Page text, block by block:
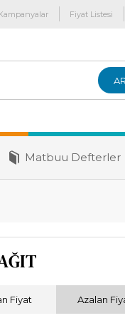
Fiyat Listesi
Matbuu Defterler
Fiyat Azalan